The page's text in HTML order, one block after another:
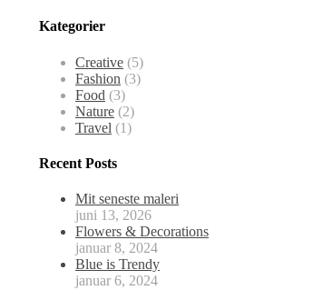
Kategorier
Creative (5)
Fashion (3)
Food (3)
Nature (2)
Travel (1)
Recent Posts
Mit seneste maleri
juni 13, 2026
Flowers & Decorations
januar 8, 2024
Blue is Trendy
januar 6, 2024